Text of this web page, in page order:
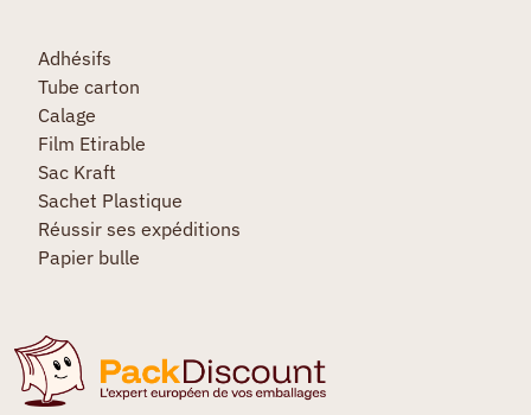
Adhésifs
Tube carton
Calage
Film Etirable
Sac Kraft
Sachet Plastique
Réussir ses expéditions
Papier bulle